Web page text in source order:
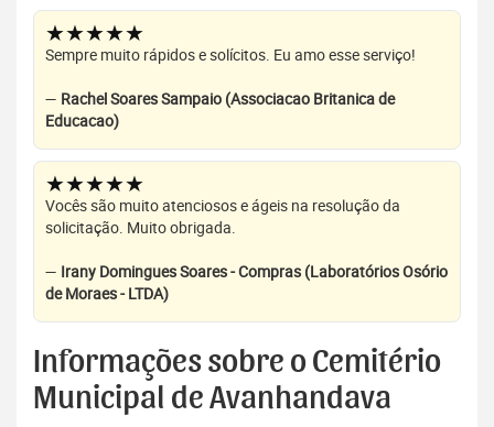
★★★★★
Sempre muito rápidos e solícitos. Eu amo esse serviço!
— Rachel Soares Sampaio (Associacao Britanica de
Educacao)
★★★★★
Vocês são muito atenciosos e ágeis na resolução da
solicitação. Muito obrigada.
— Irany Domingues Soares - Compras (Laboratórios Osório
de Moraes - LTDA)
Informações sobre o Cemitério
Municipal de Avanhandava